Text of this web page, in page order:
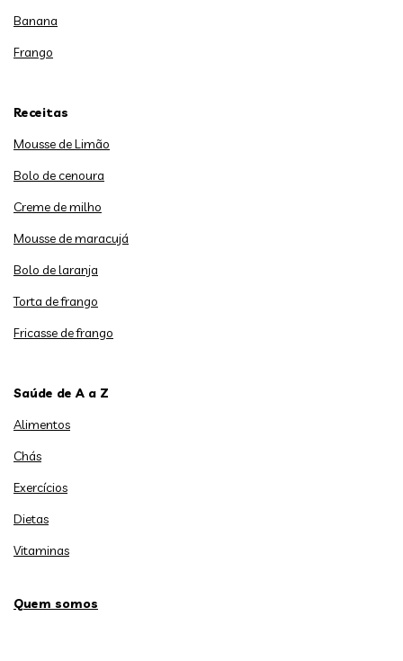
Banana
Frango
Receitas
Mousse de Limão
Bolo de cenoura
Creme de milho
Mousse de maracujá
Bolo de laranja
Torta de frango
Fricasse de frango
Saúde de A a Z
Alimentos
Chás
Exercícios
Dietas
Vitaminas
Quem somos